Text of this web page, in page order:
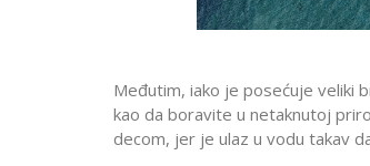
Međutim, iako je posećuje veliki
kao da boravite u netaknutoj
decom, jer je ulaz u vodu takav